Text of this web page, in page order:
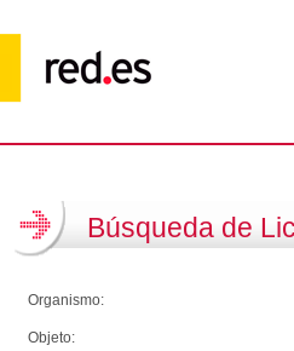
Búsqueda de
Organismo:
Objeto: